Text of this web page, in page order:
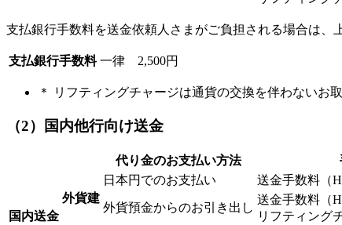
支払銀行手数料を送金依頼人さまがご負担される場合は、
支払銀行手数料 一律 2,500円
＊ リフティングチャージは通貨の交換を伴わないお
（2）国内他行向け送金
代り金のお支払い方法
国内送金
外貨建
日本円でのお支払い 送金手数料（
外貨預金からのお引き出し
送金手数料（
リフティング